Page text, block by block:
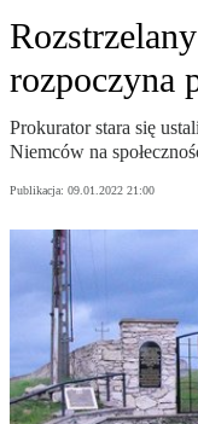
rozpoczyna
Prokurator stara się
Niemców na
Publikacja: 09.01.2022 21:00